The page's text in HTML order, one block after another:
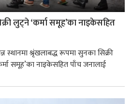
लुट्ने ‘कर्मा समूह’का नाइकेसहित
स्थानमा श्रृंखलाबद्ध रूपमा सुनका सिक्री
समूह’का नाइकेसहित पाँच जनालाई